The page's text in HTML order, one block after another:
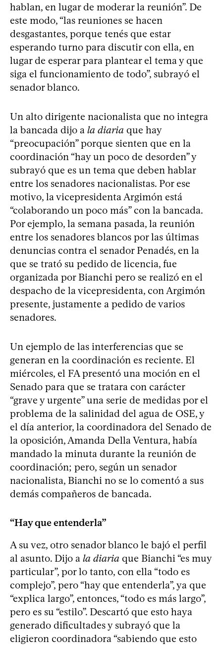
hablan, en lugar de moderar la reunión”. De
este modo, “las reuniones se hacen
desgastantes, porque tenés que estar
esperando turno para discutir con ella, en
lugar de esperar para plantear el tema y que
siga el funcionamiento de todo”, subrayó el
senador blanco.
Un alto dirigente nacionalista que no integra
la bancada dijo a la diaria que hay
“preocupación” porque sienten que en la
coordinación “hay un poco de desorden” y
subrayó que es un tema que deben hablar
entre los senadores nacionalistas. Por ese
motivo, la vicepresidenta Argimón está
“colaborando un poco más” con la bancada.
Por ejemplo, la semana pasada, la reunión
entre los senadores blancos por las últimas
denuncias contra el senador Penadés, en la
que se trató su pedido de licencia, fue
organizada por Bianchi pero se realizó en el
despacho de la vicepresidenta, con Argimón
presente, justamente a pedido de varios
senadores.
Un ejemplo de las interferencias que se
generan en la coordinación es reciente. El
miércoles, el FA presentó una moción en el
Senado para que se tratara con carácter
“grave y urgente” una serie de medidas por el
problema de la salinidad del agua de OSE, y
el día anterior, la coordinadora del Senado de
la oposición, Amanda Della Ventura, había
mandado la minuta durante la reunión de
coordinación; pero, según un senador
nacionalista, Bianchi no se lo comentó a sus
demás compañeros de bancada.
“Hay que entenderla”
A su vez, otro senador blanco le bajó el perfil
al asunto. Dijo a la diaria que Bianchi “es muy
particular”, por lo tanto, con ella “todo es
complejo”, pero “hay que entenderla”, ya que
“explica largo”, entonces, “todo es más largo”,
pero es su “estilo”. Descartó que esto haya
generado dificultades y subrayó que la
eligieron coordinadora “sabiendo que esto